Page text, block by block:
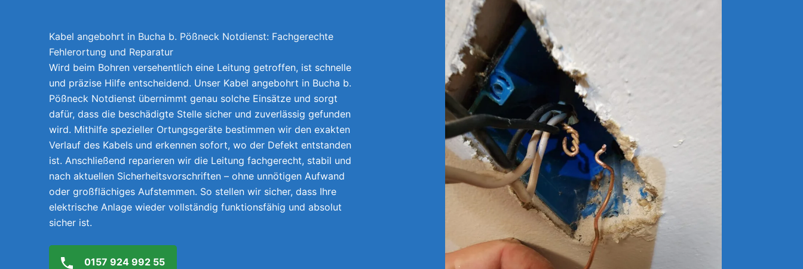
Kabel angebohrt in Bucha b. Pößneck Notdienst: Fachgerechte
Fehlerortung und Reparatur
Wird beim Bohren versehentlich eine Leitung getroffen, ist schnelle
und präzise Hilfe entscheidend. Unser Kabel angebohrt in Bucha b.
Pößneck Notdienst übernimmt genau solche Einsätze und sorgt
dafür, dass die beschädigte Stelle sicher und zuverlässig gefunden
wird. Mithilfe spezieller Ortungsgeräte bestimmen wir den exakten
Verlauf des Kabels und erkennen sofort, wo der Defekt entstanden
ist. Anschließend reparieren wir die Leitung fachgerecht, stabil und
nach aktuellen Sicherheitsvorschriften – ohne unnötigen Aufwand
oder großflächiges Aufstemmen. So stellen wir sicher, dass Ihre
elektrische Anlage wieder vollständig funktionsfähig und absolut
sicher ist.
0157 924 992 55